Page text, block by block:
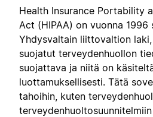
Health Insurance Portability
Act (HIPAA) on vuonna 1996
Yhdysvaltain liittovaltion
suojatut terveydenhuollon
suojattava ja niitä on
luottamuksellisesti. Tätä
tahoihin, kuten